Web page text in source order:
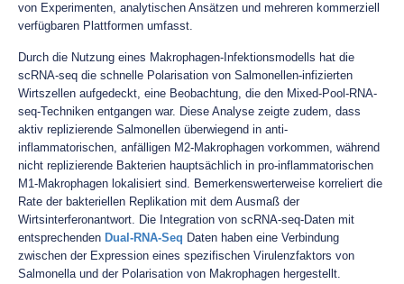
von Experimenten, analytischen Ansätzen und mehreren kommerziell
verfügbaren Plattformen umfasst.
Durch die Nutzung eines Makrophagen-Infektionsmodells hat die
scRNA-seq die schnelle Polarisation von Salmonellen-infizierten
Wirtszellen aufgedeckt, eine Beobachtung, die den Mixed-Pool-RNA-
seq-Techniken entgangen war. Diese Analyse zeigte zudem, dass
aktiv replizierende Salmonellen überwiegend in anti-
inflammatorischen, anfälligen M2-Makrophagen vorkommen, während
nicht replizierende Bakterien hauptsächlich in pro-inflammatorischen
M1-Makrophagen lokalisiert sind. Bemerkenswerterweise korreliert die
Rate der bakteriellen Replikation mit dem Ausmaß der
Wirtsinterferonantwort. Die Integration von scRNA-seq-Daten mit
entsprechenden Dual-RNA-Seq Daten haben eine Verbindung
zwischen der Expression eines spezifischen Virulenzfaktors von
Salmonella und der Polarisation von Makrophagen hergestellt.